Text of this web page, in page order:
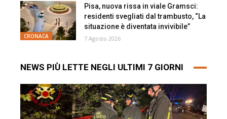
CRONACA
Pisa, nuova rissa in viale Gramsci:
residenti svegliati dal trambusto, “La
situazione è diventata invivibile”
7 Agosto 2026
NEWS PIÙ LETTE NEGLI ULTIMI 7 GIORNI